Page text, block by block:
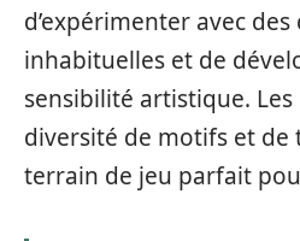
d’expérimenter avec
inhabituelles et de
sensibilité artistique.
diversité de motifs et
terrain de jeu parfait